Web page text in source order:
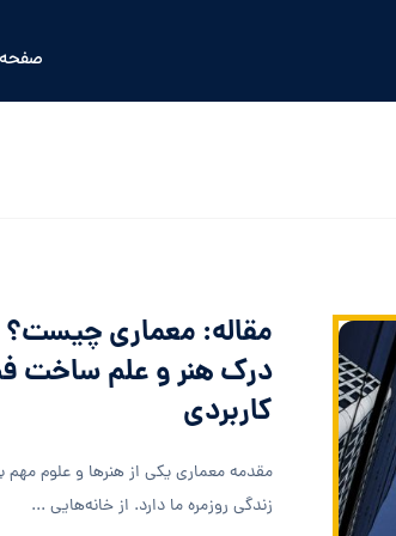
مقاله: معماری چیست؟
درک هنر و علم ساخت
کاربردی
مقدمه معماری یکی از هنرها و علوم مهم
زندگی روزمره ما دارد. از خانه‌هایی ...